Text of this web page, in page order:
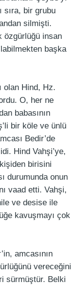
sıra, bir grubu
silmişti.
özgürlüğü insan
başka
olan Hind, Hz.
O, her ne
babasının
bir köle ve ünlü
Bedir’de
Hind Vahşi’ye,
birisini
durumunda onun
vaad etti. Vahşi,
ve desise ile
kavuşmayı çok
amcasının
vereceğini
sürmüştür. Belki